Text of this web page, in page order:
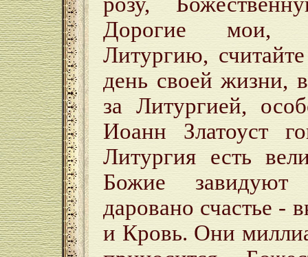
Дорогие мои,
Литургию,
день своей жизни,
за Литургией,
Иоанн Златоуст
Литургия есть
Божие
даровано счастье -
и Кровь. Они